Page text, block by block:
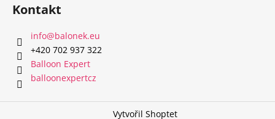
Kontakt
info@balonek.eu
‭+420 702 937 322‬
Balloon Expert
balloonexpertcz
Vytvořil Shoptet